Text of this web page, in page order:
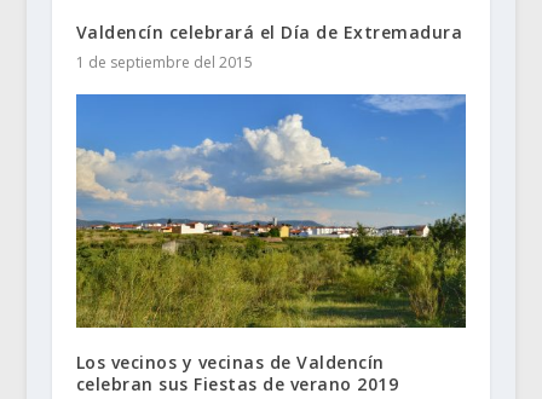
Valdencín celebrará el Día de Extremadura
1 de septiembre del 2015
Los vecinos y vecinas de Valdencín
celebran sus Fiestas de verano 2019